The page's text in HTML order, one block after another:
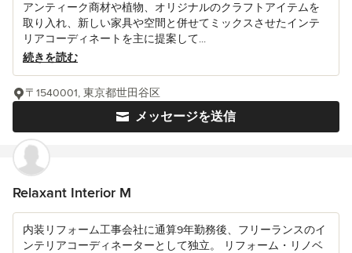
アンティーク商材や植物、オリジナルのクラフトアイテムを
取り入れ、新しい家具や空間と併せてミックスさせたインテ
リアコーディネートを主に提案して...
続きを読む
メッセージを送信
〒1540001, 東京都世田谷区
Relaxant Interior M
内装リフォーム工事会社に通算9年勤務後、フリーランスのイ
ンテリアコーディネーターとして独立。 リフォーム・リノベ